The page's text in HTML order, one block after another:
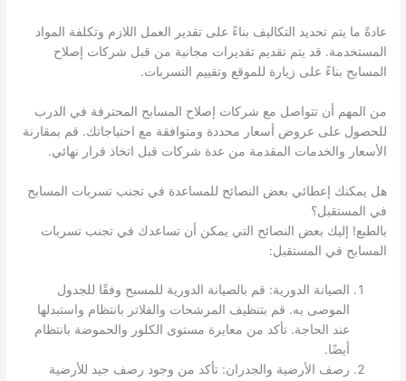
عادةً ما يتم تحديد التكاليف بناءً على تقدير العمل اللازم وتكلفة المواد
المستخدمة. قد يتم تقديم تقديرات مجانية من قبل شركات إصلاح
المسابح بناءً على زيارة للموقع وتقييم التسربات.
من المهم أن تتواصل مع شركات إصلاح المسابح المحترفة في الدرب
للحصول على عروض أسعار محددة ومتوافقة مع احتياجاتك. قم بمقارنة
الأسعار والخدمات المقدمة من عدة شركات قبل اتخاذ قرار نهائي.
هل يمكنك إعطائي بعض النصائح للمساعدة في تجنب تسربات المسابح
في المستقبل؟
بالطبع! إليك بعض النصائح التي يمكن أن تساعدك في تجنب تسربات
المسابح في المستقبل:
الصيانة الدورية: قم بالصيانة الدورية للمسبح وفقًا للجدول
الموصى به. قم بتنظيف المرشحات والفلاتر بانتظام واستبدلها
عند الحاجة. تأكد من معايرة مستوى الكلور والحموضة بانتظام
أيضًا.
رصف الأرضية والجدران: تأكد من وجود رصف جيد للأرضية